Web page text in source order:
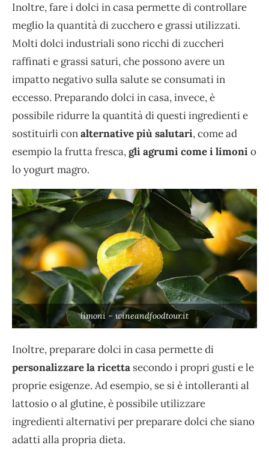
Inoltre, fare i dolci in casa permette di controllare
meglio la quantità di zucchero e grassi utilizzati.
Molti dolci industriali sono ricchi di zuccheri
raffinati e grassi saturi, che possono avere un
impatto negativo sulla salute se consumati in
eccesso. Preparando dolci in casa, invece, è
possibile ridurre la quantità di questi ingredienti e
sostituirli conalternative più salutari, come ad
esempio la frutta fresca,gli agrumi come i limonio
lo yogurt magro.
limoni – wineandfoodtour.it
Inoltre, preparare dolci in casa permette di
personalizzare la ricetta secondo i propri gusti e le
proprie esigenze. Ad esempio, se si è intolleranti al
lattosio o al glutine, è possibile utilizzare
ingredienti alternativi per preparare dolci che siano
adatti alla propria dieta.